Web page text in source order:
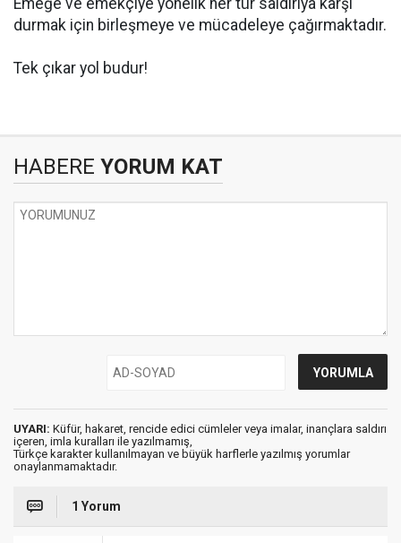
Emeğe ve emekçiye yönelik her tür saldırıya karşı
durmak için birleşmeye ve mücadeleye çağırmaktadır.
Tek çıkar yol budur!
HABERE YORUM KAT
UYARI: Küfür, hakaret, rencide edici cümleler veya imalar, inançlara saldırı
içeren, imla kuralları ile yazılmamış,
Türkçe karakter kullanılmayan ve büyük harflerle yazılmış yorumlar
onaylanmamaktadır.
1 Yorum